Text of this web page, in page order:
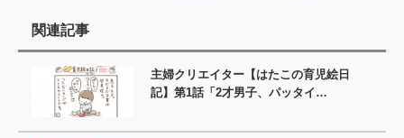
関連記事
主婦クリエイター【はたこの育児絵日
記】第1話「2才男子、パッタイ…